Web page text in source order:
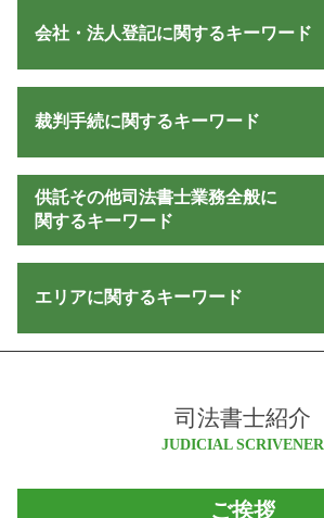
建物 登記 種類
表題 登記 費用
所有権移転登記 必要書類
抵当権 抹消 登記
登記 印鑑証明書 とは
不動産登記 住所変更
不動産 登記簿
不動産 売買 登記 費用
不動産相続登記 義務化
会社・法人登記に関するキーワード
合同 会社 設立 登記 申請書
定款 認証 必要書類
会社設立 期間
役員 重任 登記
株式 会社 設立 登記 申請書
法務局 法人登記
個人事業主 登記
裁判手続に関するキーワード
お金 返してくれない
少額訴訟 証拠がない
家賃 返済請求
民事 差し押さえ
不在者財産管理人 予納金
交通事故 慰謝料 計算
供託その他司法書士業務全般に
関するキーワード
家族信託 銀行
家族信託 デメリット
営業保証金 供託所
エリアに関するキーワード
松川村 会社設立
塩尻市 不動産登記 司法書士
大町市 会社設立
司法書士紹介
JUDICIAL SCRIVENER
ご挨拶